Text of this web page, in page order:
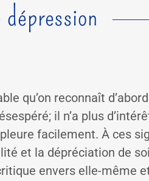
qu’on reconnaît
il n’a plus
facilement. À ces
et la dépréciation de
envers elle-même